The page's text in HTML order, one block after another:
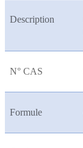
Description
N° CAS
Formule